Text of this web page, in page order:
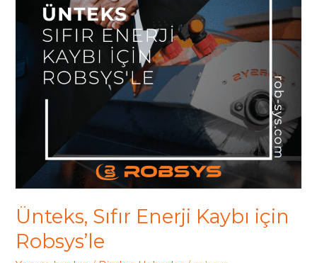
Ünteks, Sıfır Enerji Kaybı için
Robsys’le
Robsys’le